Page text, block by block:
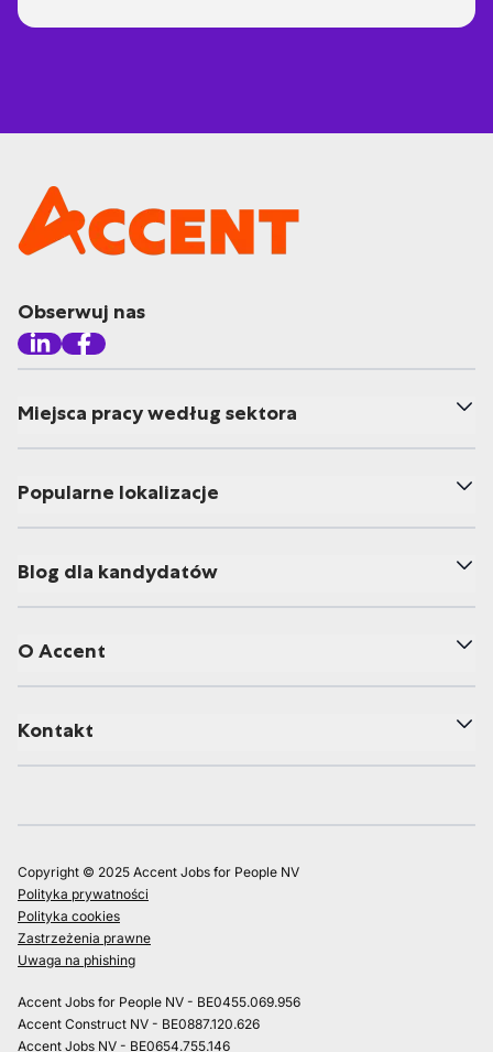
Obserwuj nas
Miejsca pracy według sektora
Popularne lokalizacje
Blog dla kandydatów
O Accent
Kontakt
Copyright © 2025 Accent Jobs for People NV
Polityka prywatności
Polityka cookies
Zastrzeżenia prawne
Uwaga na phishing
Accent Jobs for People NV - BE0455.069.956
Accent Construct NV - BE0887.120.626
Accent Jobs NV - BE0654.755.146